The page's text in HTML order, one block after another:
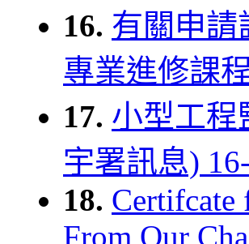
16. 有關申請
專業進修課
17. 小型工程
宇署訊息)
18. Certifcate
From Our